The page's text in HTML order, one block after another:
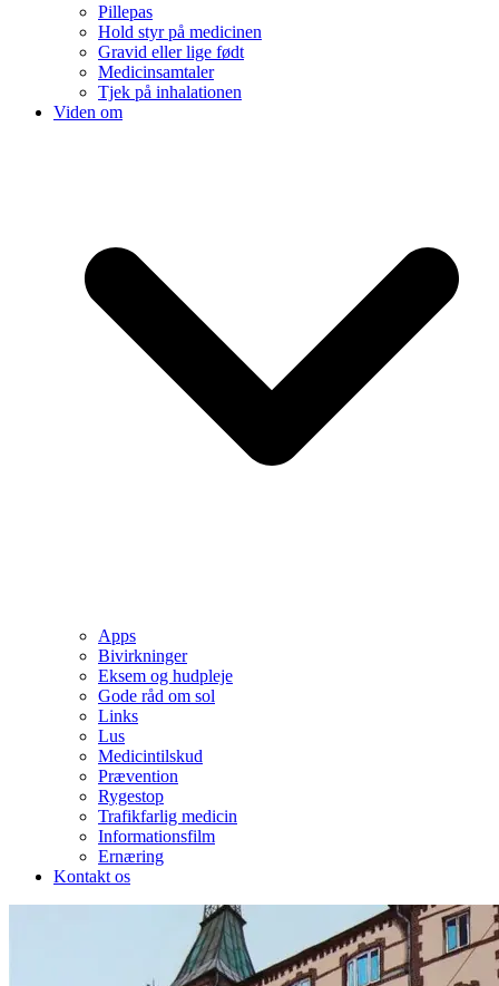
Pillepas
Hold styr på medicinen
Gravid eller lige født
Medicinsamtaler
Tjek på inhalationen
Viden om
Apps
Bivirkninger
Eksem og hudpleje
Gode råd om sol
Links
Lus
Medicintilskud
Prævention
Rygestop
Trafikfarlig medicin
Informationsfilm
Ernæring
Kontakt os